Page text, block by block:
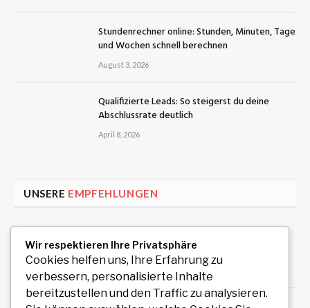
Stundenrechner online: Stunden, Minuten, Tage
und Wochen schnell berechnen
August 3, 2026
Qualifizierte Leads: So steigerst du deine
Abschlussrate deutlich
April 8, 2026
UNSERE EMPFEHLUNGEN
und sofort legal losfahren
Wir respektieren Ihre Privatsphäre
Cookies helfen uns, Ihre Erfahrung zu
verbessern, personalisierte Inhalte
bereitzustellen und den Traffic zu analysieren.